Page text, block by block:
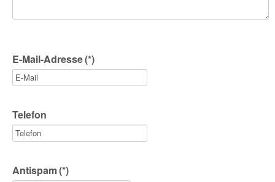
E-Mail-Adresse(*)
Telefon
Antispam(*)